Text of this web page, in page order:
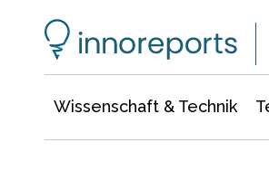
Wissenschaft & Technik